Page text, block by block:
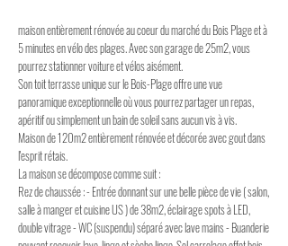
maison entièrement rénovée au coeur du marché du Bois Plage et à
5 minutes en vélo des plages. Avec son garage de 25m2, vous
pourrez stationner voiture et vélos aisément.
Son toit terrasse unique sur le Bois-Plage offre une vue
panoramique exceptionnelle où vous pourrez partager un repas,
apéritif ou simplement un bain de soleil sans aucun vis à vis.
Maison de 120m2 entièrement rénovée et décorée avec gout dans
l'esprit rétais.
La maison se décompose comme suit :
Rez de chaussée : - Entrée donnant sur une belle pièce de vie ( salon,
salle à manger et cuisine US ) de 38m2, éclairage spots à LED,
double vitrage - WC (suspendu) séparé avec lave mains - Buanderie